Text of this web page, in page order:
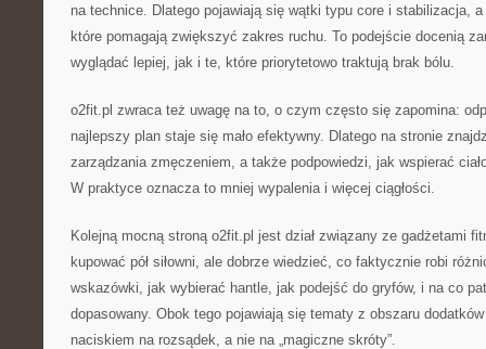
na technice. Dlatego pojawiają się wątki typu core i stabilizacja,
które pomagają zwiększyć zakres ruchu. To podejście docenią
wyglądać lepiej, jak i te, które priorytetowo traktują brak bólu.
o2fit.pl zwraca też uwagę na to, o czym często się zapomina:
najlepszy plan staje się mało efektywny. Dlatego na stronie
zarządzania zmęczeniem, a także podpowiedzi, jak wspierać
W praktyce oznacza to mniej wypalenia i więcej ciągłości.
Kolejną mocną stroną o2fit.pl jest dział związany ze gadżetami
kupować pół siłowni, ale dobrze wiedzieć, co faktycznie robi
wskazówki, jak wybierać hantle, jak podejść do gryfów, i na co
dopasowany. Obok tego pojawiają się tematy z obszaru
naciskiem na rozsądek, a nie na „magiczne skróty”.